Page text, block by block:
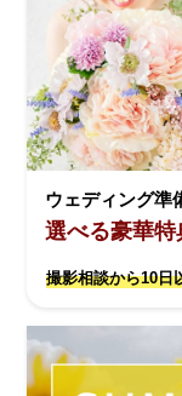
ウェディング準
選べる豪華特
撮影相談から10日